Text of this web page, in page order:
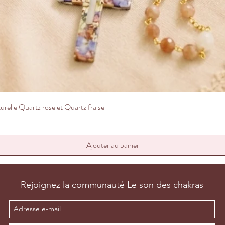
Aperçu rapide
Quartz rose et Quartz fraise
Ajouter au panier
Rejoignez la communauté Le son des chakras